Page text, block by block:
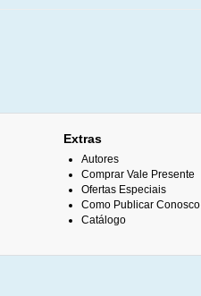
Extras
Autores
Comprar Vale Presente
Ofertas Especiais
Como Publicar Conosco
Catálogo